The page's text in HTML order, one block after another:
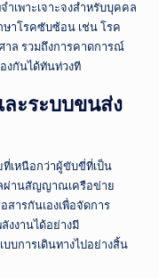
เพาะเจาะจงสำหรับบุคคล
ษาโรคซับซ้อน เช่น โรค
าล รวมถึงการคาดการณ์
งกันได้ทันท่วงที
ะระบบขนส่ง
เหนือกว่าผู้ขับขี่ที่เป็น
ผ่านสัญญาณเครือข่าย
ารกันเองเพื่อจัดการ
งงานได้อย่างมี
บการเดินทางไปอย่างสิ้น